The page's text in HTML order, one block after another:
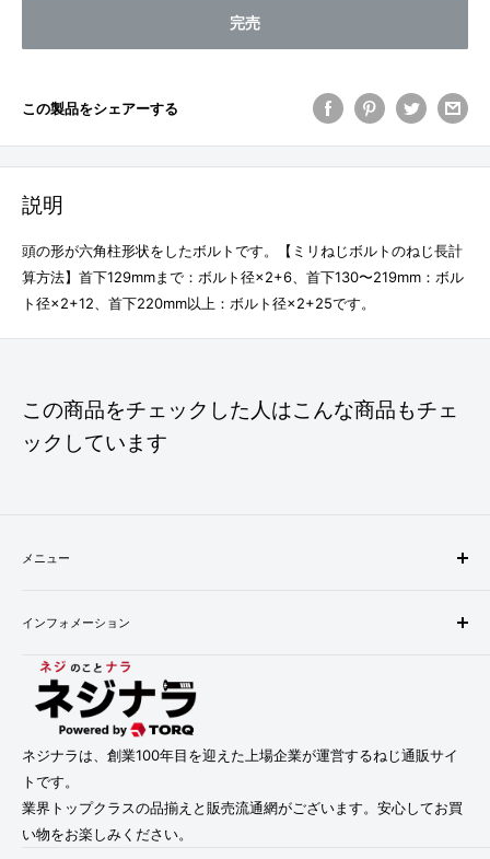
完売
この製品をシェアーする
説明
頭の形が六角柱形状をしたボルトです。【ミリねじボルトのねじ長計
算方法】首下129mmまで：ボルト径×2+6、首下130〜219mm：ボル
ト径×2+12、首下220mm以上：ボルト径×2+25です。
この商品をチェックした人はこんな商品もチェ
ックしています
メニュー
配送・お支払い方法について
返品について
お問い合わせ
利用規約
インフォメーション
会社概要
プライバシーポリシー
利用規約
特定商取引法に基づく表記
ネジナラは、創業100年目を迎えた上場企業が運営するねじ通販サイ
トです。
業界トップクラスの品揃えと販売流通網がございます。安心してお買
い物をお楽しみください。